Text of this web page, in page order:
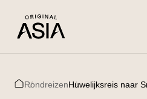
RondreizenHuwelijksreis naar